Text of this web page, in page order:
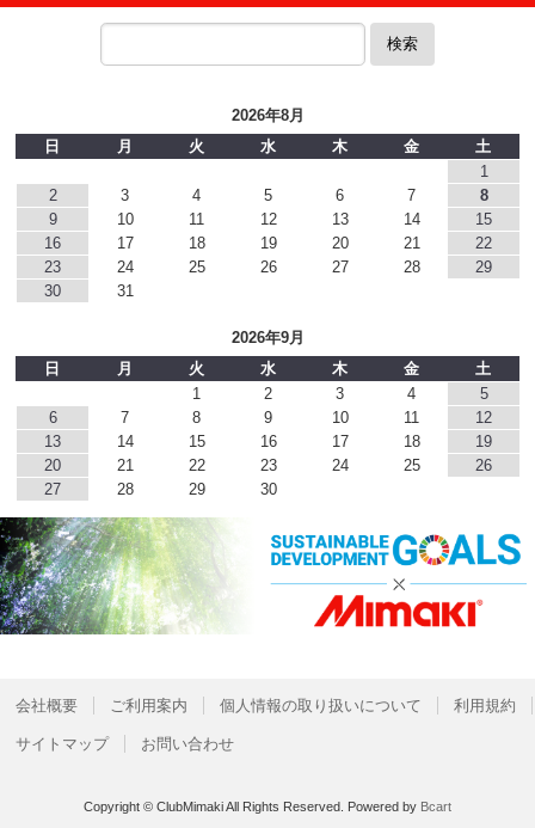
検索
2026年8月
日
月 火 水 木 金
土
1
2
3 4 5 6 7
8
9
10 11 12 13 14
15
16
17 18 19 20 21
22
23
24 25 26 27 28
29
30
31
2026年9月
日
月 火 水 木 金
土
1
2 3 4
5
6
7 8 9 10 11
12
13
14 15 16 17 18
19
20
21 22 23 24 25
26
27
28 29 30
会社概要 ご利用案内 個人情報の取り扱いについて 利用規約
サイトマップ お問い合わせ
Copyright © ClubMimaki All Rights Reserved. Powered by Bcart